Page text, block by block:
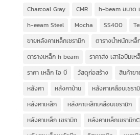
Charcoal Gray CMR
h-beam ขนาด
h-eeam Steel
Mocha SS400
ขายหลังคาเหล็กเซรามิก
ตารางน้ำหนักเหล็
ตารางเหล็ก h beam
ราคาส่ง เสาไอบีมเ
ราคา เหล็ก ไอ บี
วัสดุก่อสร้าง สินค้าข
หลังคา
หลังคาบ้าน หลังคาเคลือบเซรา
หลังคาเหล็ก
หลังคาเหล็กเคลือบเซรามิก
หลังคาเหล็ก เซรามิก
หลังคาเหล็กเซรามิก